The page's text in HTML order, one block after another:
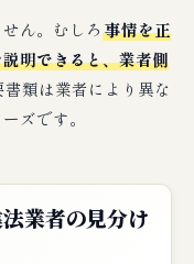
ん。むしろ 事情を正
明できると、業者側
書類は業者により異な
ズです。
業者の見分け